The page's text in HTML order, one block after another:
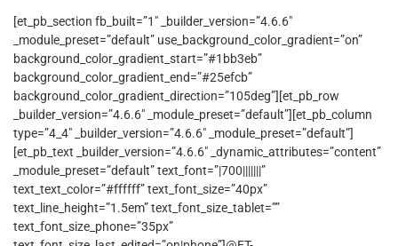
[et_pb_section fb_built=”1″ _builder_version=”4.6.6″
_module_preset=”default” use_background_color_gradient=”on”
background_color_gradient_start=”#1bb3eb”
background_color_gradient_end=”#25efcb”
background_color_gradient_direction=”105deg”][et_pb_row
_builder_version=”4.6.6″ _module_preset=”default”][et_pb_column
type=”4_4″ _builder_version=”4.6.6″ _module_preset=”default”]
[et_pb_text _builder_version=”4.6.6″ _dynamic_attributes=”content”
_module_preset=”default” text_font=”|700|||||||”
text_text_color=”#ffffff” text_font_size=”40px”
text_line_height=”1.5em” text_font_size_tablet=””
text_font_size_phone=”35px”